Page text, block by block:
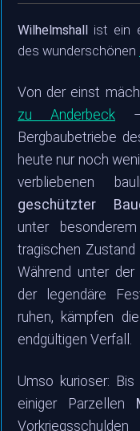
Wilhelmshall ist ein
des wunderschönen
Von der einst
zu Anderbeck –
Bergbaubetriebe
heute nur noch
verbliebenen
geschützter
unter
tragischen Zustand
Während unter
der legendäre
ruhen, kämpfen
endgültigen Verfall.
Umso kurioser:
einiger Parzellen